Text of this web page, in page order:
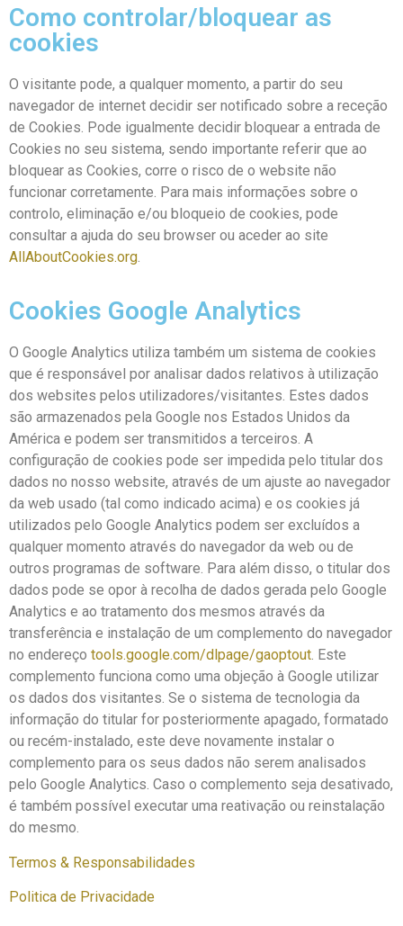
Como controlar/bloquear as
cookies
O visitante pode, a qualquer momento, a partir do seu
navegador de internet decidir ser notificado sobre a receção
de Cookies. Pode igualmente decidir bloquear a entrada de
Cookies no seu sistema, sendo importante referir que ao
bloquear as Cookies, corre o risco de o website não
funcionar corretamente. Para mais informações sobre o
controlo, eliminação e/ou bloqueio de cookies, pode
consultar a ajuda do seu browser ou aceder ao site
AllAboutCookies.org.
Cookies Google Analytics
O Google Analytics utiliza também um sistema de cookies
que é responsável por analisar dados relativos à utilização
dos websites pelos utilizadores/visitantes. Estes dados
são armazenados pela Google nos Estados Unidos da
América e podem ser transmitidos a terceiros. A
configuração de cookies pode ser impedida pelo titular dos
dados no nosso website, através de um ajuste ao navegador
da web usado (tal como indicado acima) e os cookies já
utilizados pelo Google Analytics podem ser excluídos a
qualquer momento através do navegador da web ou de
outros programas de software. Para além disso, o titular dos
dados pode se opor à recolha de dados gerada pelo Google
Analytics e ao tratamento dos mesmos através da
transferência e instalação de um complemento do navegador
no endereço tools.google.com/dlpage/gaoptout. Este
complemento funciona como uma objeção à Google utilizar
os dados dos visitantes. Se o sistema de tecnologia da
informação do titular for posteriormente apagado, formatado
ou recém-instalado, este deve novamente instalar o
complemento para os seus dados não serem analisados
pelo Google Analytics. Caso o complemento seja desativado,
é também possível executar uma reativação ou reinstalação
do mesmo.
Termos & Responsabilidades
Politica de Privacidade